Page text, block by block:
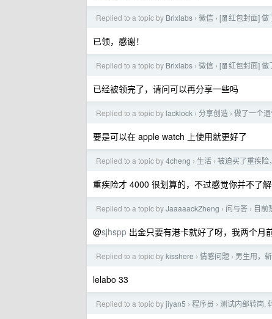
Replied to a topic by Brixlabs › 微信 › [🧧红包封面] 做
已领，感谢！
Replied to a topic by Brixlabs › 微信 › [🧧红包封面] 做
已经被领完了，请问可以再分享一些吗
Replied to a topic by lacklock › 分享创造 › 做了一个退
要是可以在 apple watch 上使用就更好了
Replied to a topic by4cheng › 生活 › 被迫买了重疾险
重疾险才 4000 很划算的，不过感觉你并不了
Replied to a topic byJaaaaackZheng › 问与答 › 目前
@sjhspp 出金只要有港卡就好了呀，我两个月
Replied to a topic bykisshere › 情感问题 › 男生用，
lelabo 33
Replied to a topic byjiyan5 › 程序员 › 测试内部转岗,